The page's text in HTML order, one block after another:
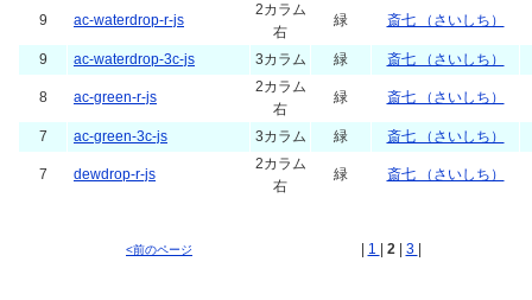
9 ac-waterdrop-r-js
2カラム
右
緑 斎七 （さいしち）
9 ac-waterdrop-3c-js 3カラム 緑 斎七 （さいしち）
8 ac-green-r-js
2カラム
右
緑 斎七 （さいしち）
7 ac-green-3c-js 3カラム 緑 斎七 （さいしち）
7 dewdrop-r-js
2カラム
右
緑 斎七 （さいしち）
<前のページ 1 2 3